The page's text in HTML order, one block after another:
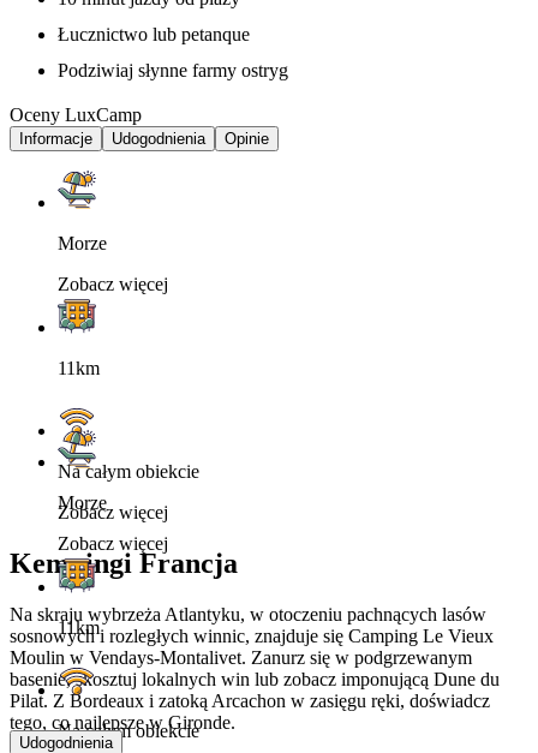
Łucznictwo lub petanque
Podziwiaj słynne farmy ostryg
Oceny LuxCamp
Informacje Udogodnienia Opinie
Morze
Zobacz więcej
11km
Na całym obiekcie
Zobacz więcej
Kempingi Francja
Na skraju wybrzeża Atlantyku, w otoczeniu pachnących lasów
sosnowych i rozległych winnic, znajduje się Camping Le Vieux
Moulin w Vendays-Montalivet. Zanurz się w podgrzewanym
basenie, skosztuj lokalnych win lub zobacz imponującą Dune du
Pilat. Z Bordeaux i zatoką Arcachon w zasięgu ręki, doświadcz
tego, co najlepsze w Gironde.
Morze
Zobacz więcej
11km
Na całym obiekcie
Udogodnienia